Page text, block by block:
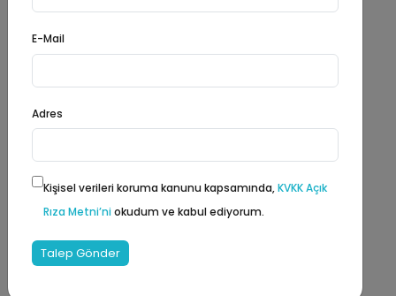
E-Mail
Adres
Kişisel verileri koruma kanunu kapsamında,KVKK Açık
Rıza Metni’niokudum ve kabul ediyorum.
Talep Gönder